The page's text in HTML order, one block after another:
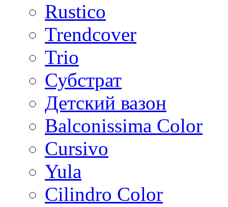
Rustico
Trendcover
Trio
Субстрат
Детский вазон
Balconissima Color
Cursivo
Yula
Cilindro Color